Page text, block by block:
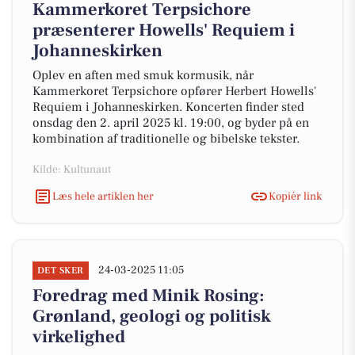
Kammerkoret Terpsichore
præsenterer Howells' Requiem i
Johanneskirken
Oplev en aften med smuk kormusik, når
Kammerkoret Terpsichore opfører Herbert Howells'
Requiem i Johanneskirken. Koncerten finder sted
onsdag den 2. april 2025 kl. 19:00, og byder på en
kombination af traditionelle og bibelske tekster.
Kilde: Kultunaut
Læs hele artiklen her
Kopiér link
DET SKER 24-03-2025 11:05
Foredrag med Minik Rosing:
Grønland, geologi og politisk
virkelighed